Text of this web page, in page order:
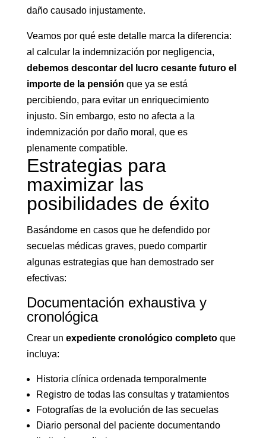
daño causado injustamente.
Veamos por qué este detalle marca la diferencia:
al calcular la indemnización por negligencia,
debemos descontar del lucro cesante futuro el
importe de la pensión que ya se está
percibiendo, para evitar un enriquecimiento
injusto. Sin embargo, esto no afecta a la
indemnización por daño moral, que es
plenamente compatible.
Estrategias para
maximizar las
posibilidades de éxito
Basándome en casos que he defendido por
secuelas médicas graves, puedo compartir
algunas estrategias que han demostrado ser
efectivas:
Documentación exhaustiva y
cronológica
Crear un expediente cronológico completoque
incluya:
Historia clínica ordenada temporalmente
Registro de todas las consultas y tratamientos
Fotografías de la evolución de las secuelas
Diario personal del paciente documentando